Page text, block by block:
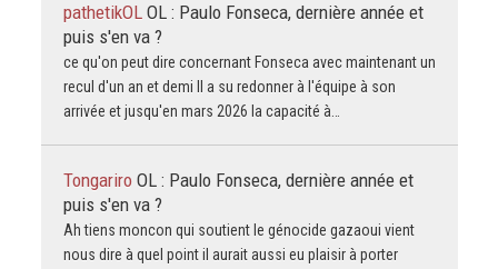
pathetikOL OL : Paulo Fonseca, dernière année et
puis s'en va ?
ce qu'on peut dire concernant Fonseca avec maintenant un
recul d'un an et demi Il a su redonner à l'équipe à son
arrivée et jusqu'en mars 2026 la capacité à…
Tongariro OL : Paulo Fonseca, dernière année et
puis s'en va ?
Ah tiens moncon qui soutient le génocide gazaoui vient
nous dire à quel point il aurait aussi eu plaisir à porter